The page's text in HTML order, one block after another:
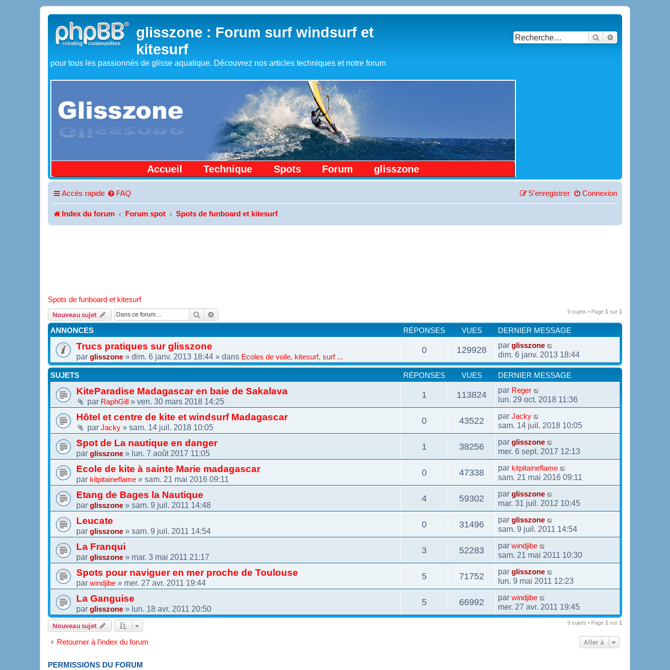
glisszone : Forum surf windsurf et
kitesurf
pour tous les passionnés de glisse aquatique. Découvrez nos articles techniques et notre forum
Accueil Technique Spots Forum glisszone
Rechercher
Accès rapide FAQ Connexion
S’enregistrer
Index du forum Forum spot Spots de funboard et kitesurf
Spots de funboard et kitesurf
Nouveau sujet Rechercher 9 sujets • Page 1 sur 1
ANNONCES RÉPONSES VUES DERNIER MESSAGE
Trucs pratiques sur glisszone
par glisszone » dim. 6 janv. 2013 18:44 » dans Ecoles de voile, kitesurf, surf ...
0 129928 par glisszone
dim. 6 janv. 2013 18:44
SUJETS RÉPONSES VUES DERNIER MESSAGE
KiteParadise Madagascar en baie de Sakalava
par RaphGill » ven. 30 mars 2018 14:25
1 113824 par Reger
lun. 29 oct. 2018 11:36
Hôtel et centre de kite et windsurf Madagascar
par Jacky » sam. 14 juil. 2018 10:05
0 43522 par Jacky
sam. 14 juil. 2018 10:05
Spot de La nautique en danger
par glisszone » lun. 7 août 2017 11:05
1 38256 par glisszone
mer. 6 sept. 2017 12:13
Ecole de kite à sainte Marie madagascar
par kitpitaineflame » sam. 21 mai 2016 09:11
0 47338 par kitpitaineflame
sam. 21 mai 2016 09:11
Etang de Bages la Nautique
par glisszone » sam. 9 juil. 2011 14:48
4 59302 par glisszone
mar. 31 juil. 2012 10:45
Leucate
par glisszone » sam. 9 juil. 2011 14:54
0 31496 par glisszone
sam. 9 juil. 2011 14:54
La Franqui
par glisszone » mar. 3 mai 2011 21:17
3 52283 par windjibe
sam. 21 mai 2011 10:30
Spots pour naviguer en mer proche de Toulouse
par windjibe » mer. 27 avr. 2011 19:44
5 71752 par glisszone
lun. 9 mai 2011 12:23
La Ganguise
par glisszone » lun. 18 avr. 2011 20:50
5 66992 par windjibe
mer. 27 avr. 2011 19:45
Nouveau sujet 9 sujets • Page 1 sur 1
Retourner à l’index du forum Aller à
PERMISSIONS DU FORUM